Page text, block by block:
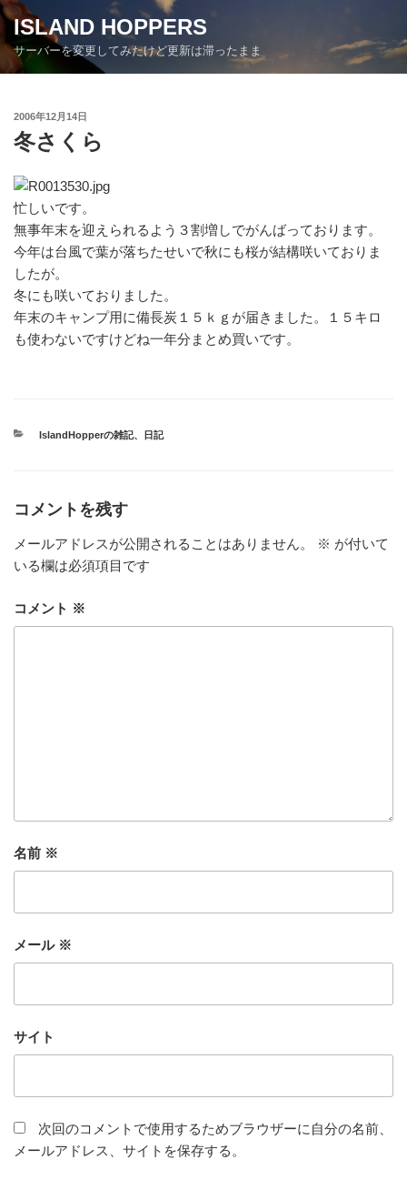
コ
テ
ン
ISLAND HOPPERS
サーバーを変更してみたけど更新は滞ったまま
投
稿
日:
2006年12月14日
冬さくら
忙しいです。
無事年末を迎えられるよう３割増しでがんばっております。
今年は台風で葉が落ちたせいで秋にも桜が結構咲いておりま
したが。
冬にも咲いておりました。
年末のキャンプ用に備長炭１５ｋｇが届きました。１５キロ
も使わないですけどね一年分まとめ買いです。
カ
IslandHopperの雑記、 日記
コメントを残す
メールアドレスが公開されることはありません。 ※ が付いて
いる欄は必須項目です
コメント ※
名前 ※
メール ※
サイト
次回のコメントで使用するためブラウザーに自分の名前、
メールアドレス、サイトを保存する。